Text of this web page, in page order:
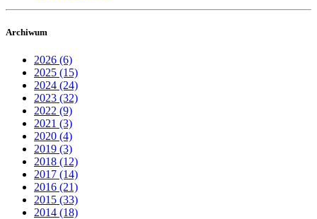
Archiwum
2026 (6)
2025 (15)
2024 (24)
2023 (32)
2022 (9)
2021 (3)
2020 (4)
2019 (3)
2018 (12)
2017 (14)
2016 (21)
2015 (33)
2014 (18)